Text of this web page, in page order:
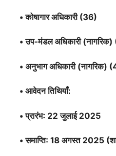
• कोषागार अधिकारी (36)
• उप-मंडल अधिकारी
• अनुभाग अधिकारी (नागरिक)
• आवेदन तिथियाँ:
• प्रारंभ: 22 जुलाई 2025
• समाप्ति: 18 अगस्त 2025